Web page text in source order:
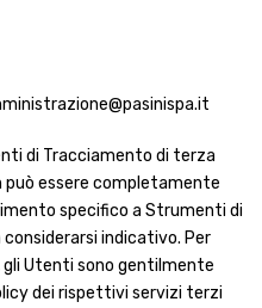
di Tracciamento di terza
può essere completamente
specifico a Strumenti di
indicativo. Per
Utenti sono gentilmente
dei rispettivi servizi terzi